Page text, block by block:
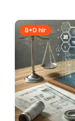
B+D hír